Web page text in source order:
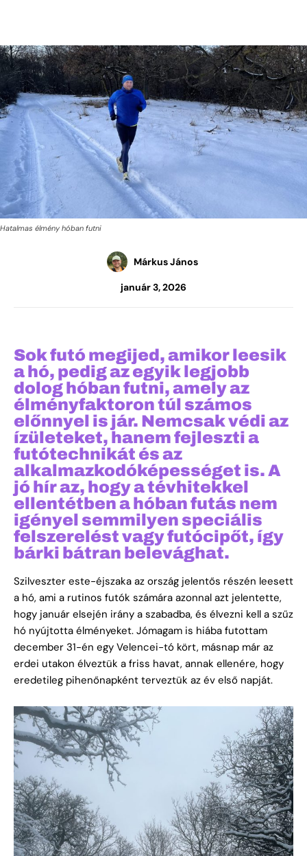
Hatalmas élmény hóban futni
Márkus János
január 3, 2026
Sok futó megijed, amikor leesik
a hó, pedig az egyik legjobb
dolog hóban futni, amely az
élményfaktoron túl számos
előnnyel is jár. Nemcsak védi az
ízületeket, hanem fejleszti a
futótechnikát és az
alkalmazkodóképességet is. A
jó hír az, hogy a tévhitekkel
ellentétben a hóban futás nem
igényel semmilyen speciális
felszerelést vagy futócipőt, így
bárki bátran belevághat.
Szilveszter este-éjszaka az ország jelentős részén leesett
a hó, ami a rutinos futók számára azonnal azt jelentette,
hogy január elsején irány a szabadba, és élvezni kell a szűz
hó nyújtotta élményeket. Jómagam is hiába futottam
december 31-én egy Velencei-tó kört, másnap már az
erdei utakon élveztük a friss havat, annak ellenére, hogy
eredetileg pihenőnapként terveztük az év első napját.